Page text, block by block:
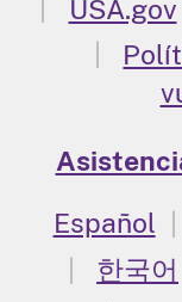
USA.gov
Español
한국어